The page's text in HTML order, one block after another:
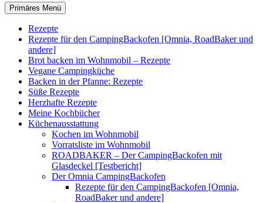
Suchen
Primäres Menü
Rezepte
Rezepte für den CampingBackofen [Omnia, RoadBaker und
andere]
Brot backen im Wohnmobil – Rezepte
Vegane Campingküche
Backen in der Pfanne: Rezepte
Süße Rezepte
Herzhafte Rezepte
Meine Kochbücher
Küchenausstattung
Kochen im Wohnmobil
Vorratsliste im Wohnmobil
ROADBAKER – Der CampingBackofen mit
Glasdeckel [Testbericht]
Der Omnia CampingBackofen
Rezepte für den CampingBackofen [Omnia,
RoadBaker und andere]